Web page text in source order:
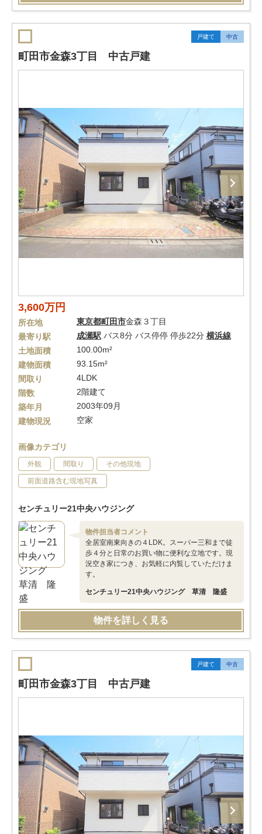
戸建て 中古
町田市金森3丁目 中古戸建
3,600万円
所在地 東京都町田市金森３丁目
最寄り駅
成瀬駅 バス8分 バス停停 停歩22分 横浜線
土地面積
100.00m²
建物面積
93.15m²
間取り
4LDK
階数
2階建て
築年月
2003年09月
建物現況
空家
画像カテゴリ
外観 間取り その他現地
前面道路含む現地写真
センチュリー21中央ハウジング
物件担当者コメント
全居室南東向きの４LDK。スーパー三和まで徒
歩４分と日常のお買い物に便利な立地です。現
況空き家につき、お気軽に内覧していただけま
す。
センチュリー21中央ハウジング 草清 隆盛
物件を詳しく見る
戸建て 中古
町田市金森3丁目 中古戸建